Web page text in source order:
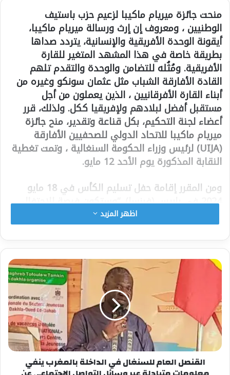
منحت جائزة ميريام ماكيبا لزعيم حزب باستيف
الوطنيين ، ومعروف إن إرث ورسالة ميريام ماكيبا،
أيقونة الوحدة الأفريقية والإنسانية، يتردد صداها
بطريقة خاصة في هذا المشهد المتغير للقارة
الأفريقية. ومُثُله للتضامن والوحدة والتقدم تلهم
القادة الأفارقة الشباب مثل عثمان سونكو وغيره من
أبناء القارة الأفرقانيين ، الذين يعملون من أجل
مستقبل أفضل لبلادهم ولإفريقيا ككل. ولذلك، قرر
أعضاء لجنة التحكيم، بكل قناعة وتقدير، منح جائزة
ميريام ماكيبا للاتحاد الدولي للصحفيين الأفارقة
(UIJA) لرئيس وزراء الحكومة السنغالية ، وتمت تغطية
النقابة المذكورة يوم الأحد 12 مايو.
ومن المقرر إقامة حفل تسليم الكأس في 18 مايو
2024 في باريس (فرنسا). “وستكون فرصة للاحتفال
والتحية للجهود والإنجازات الرائعة التي حققها عثمان
سونكو، مع تسليط الضوء على الأهمية الحاسمة لدعم
وتعزيز المواهب والابتكار في أفريقيا.
هذا وتسلط هذه النسخة الموسعة الضوء على سياق
وأهمية تقديم الكأس، مع إبراز الضوء على التأثير
الإيجابي لتصرفات عثمان سونكو وإرث ميريام ماكيبا
في المشهد الأفريقي المعاصر.
وأشار أعضاء UIJA إلى أنه “في سياق يتسم فيه
التطور الاجتماعي والسياسي لأفريقيا بظهور جيل
جديد مشبع بقيم مثل الحس السليم والجدية والرؤية
المبتكرة في التنمية الاقتصادية، ورئيس الوزراء
اظهر المزيد
القنصل العام للسنغال في الداخلة بالمغرب ينفي